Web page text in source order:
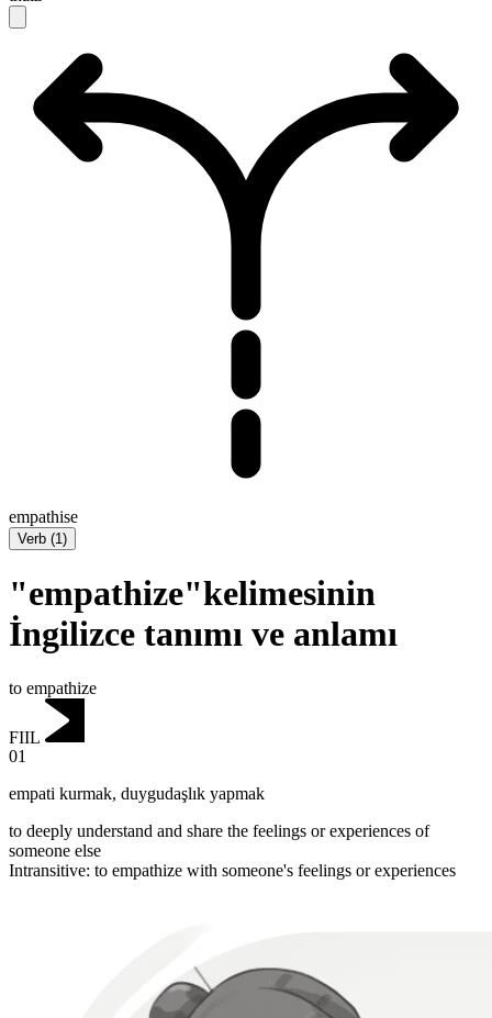
empathise
Verb (1)
"empathize"kelimesinin
İngilizce tanımı ve anlamı
to empathize
FIIL
01
empati kurmak, duygudaşlık yapmak
to deeply understand and share the feelings or experiences of
someone else
Intransitive: to empathize with someone's feelings or experiences